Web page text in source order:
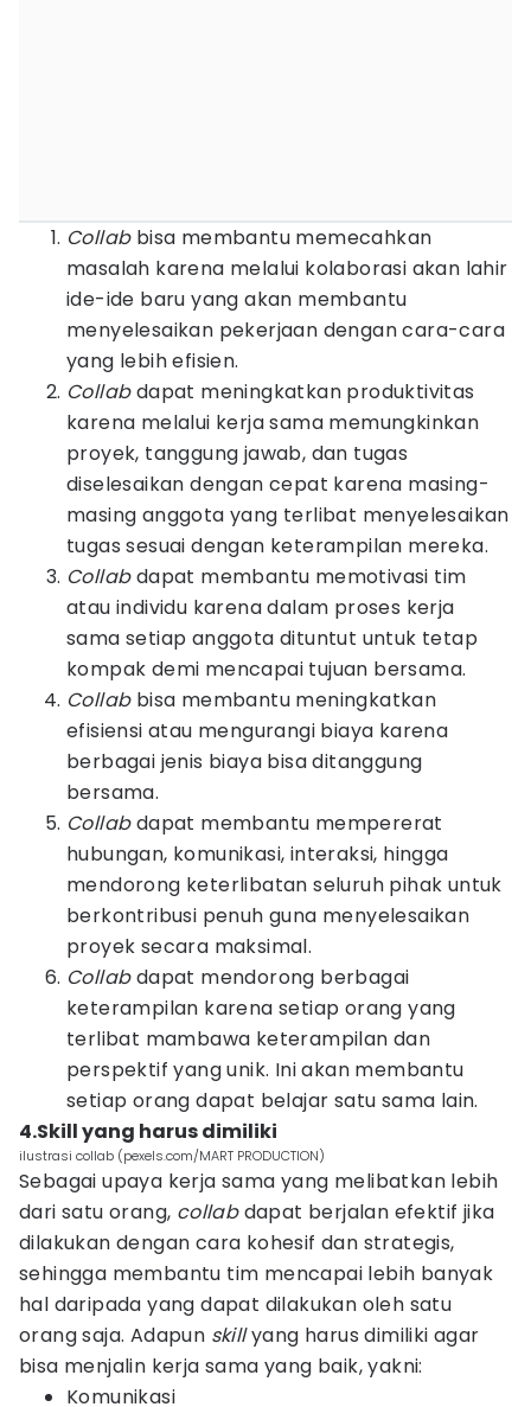
Collabbisa membantu memecahkan
masalah karena melalui kolaborasi akan lahir
ide-ide baru yang akan membantu
menyelesaikan pekerjaan dengan cara-cara
yang lebih efisien.
Collabdapat meningkatkan produktivitas
karena melalui kerja sama memungkinkan
proyek, tanggung jawab, dan tugas
diselesaikan dengan cepat karena masing-
masing anggota yang terlibat menyelesaikan
tugas sesuai dengan keterampilan mereka.
Collabdapat membantu memotivasi tim
atau individu karena dalam proses kerja
sama setiap anggota dituntut untuk tetap
kompak demi mencapai tujuan bersama.
Collabbisa membantu meningkatkan
efisiensi atau mengurangi biaya karena
berbagai jenis biaya bisa ditanggung
bersama.
Collabdapat membantu mempererat
hubungan, komunikasi, interaksi, hingga
mendorong keterlibatan seluruh pihak untuk
berkontribusi penuh guna menyelesaikan
proyek secara maksimal.
Collabdapat mendorong berbagai
keterampilan karena setiap orang yang
terlibat mambawa keterampilan dan
perspektif yang unik. Ini akan membantu
setiap orang dapat belajar satu sama lain.
4.Skill yang harus dimiliki
ilustrasi collab (pexels.com/MART PRODUCTION)
Sebagai upaya kerja sama yang melibatkan lebih
dari satu orang, collabdapat berjalan efektif jika
dilakukan dengan cara kohesif dan strategis,
sehingga membantu tim mencapai lebih banyak
hal daripada yang dapat dilakukan oleh satu
orang saja. Adapun skillyang harus dimiliki agar
bisa menjalin kerja sama yang baik, yakni:
Komunikasi